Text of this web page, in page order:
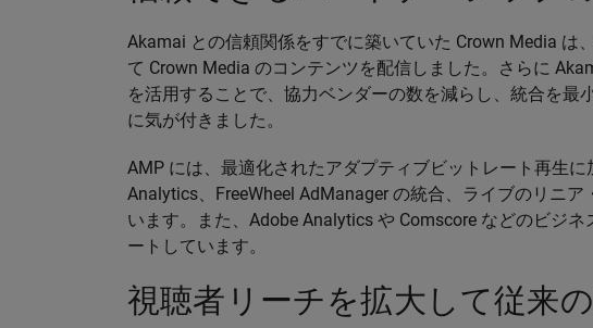
Akamai との信頼関係をすでに築いていた Crown Media は
て Crown Media のコンテンツを配信しました。さらに
を活用することで、協力ベンダーの数を減らし、統合を最
に気が付きました。
AMP には、最適化されたアダプティブビットレート再生
Analytics、FreeWheel AdManager の統合、ライブのリニ
います。また、Adobe Analytics や Comscore などのビジ
ートしています。
視聴者リーチを拡大して従来